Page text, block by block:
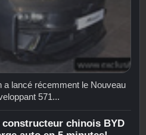
a lancé récemment le Nouveau
571...
chinois BYD